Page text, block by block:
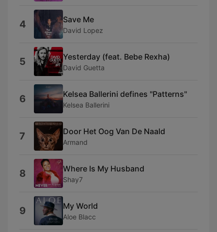
4 Save Me
David Lopez
5 Yesterday (feat. Bebe Rexha)
David Guetta
6 Kelsea Ballerini defines "Patterns"
Kelsea Ballerini
7 Door Het Oog Van De Naald
Armand
8 Where Is My Husband
Shay7
9 My World
Aloe Blacc